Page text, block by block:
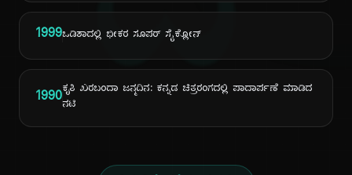
1999ಒಡಿಶಾದಲ್ಲಿ ಭೀಕರ ಸೂಪರ್ ಸೈಕ್ಲೋನ್
1990ಕೃತಿ ಖರಬಂದಾ ಜನ್ಮದಿನ: ಕನ್ನಡ ಚಿತ್ರರಂಗದಲ್ಲಿ ಪಾದಾರ್ಪಣೆ ಮಾಡಿದ
ನಟಿ